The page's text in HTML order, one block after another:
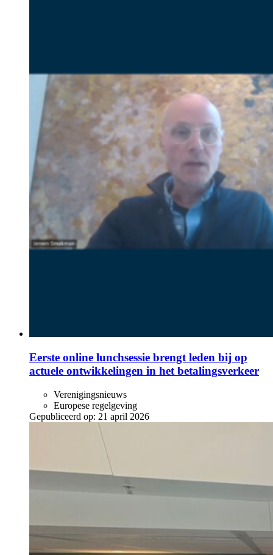
Eerste online lunchsessie brengt leden bij op
actuele ontwikkelingen in het betalingsverkeer
Verenigingsnieuws
Europese regelgeving
Gepubliceerd op: 21 april 2026